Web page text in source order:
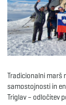
Tradicionalni marš
samostojnosti in
Triglav – odločitev